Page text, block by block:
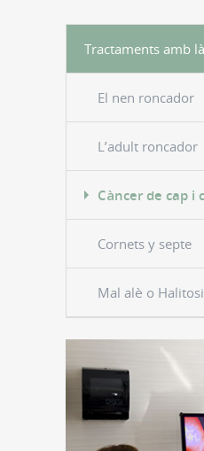
Tractaments amb
El nen roncador
L’adult roncador
Càncer de cap i
Cornets y septe
Mal alè o Halitosi